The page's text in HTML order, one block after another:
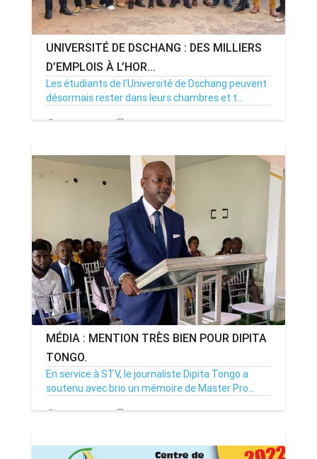
UNIVERSITÉ DE DSCHANG : DES MILLIERS
D’EMPLOIS À L’HOR...
Les étudiants de l’Université de Dschang peuvent
désormais rester dans leurs chambres et t...
10/06/23 Par MenouActu 0
MÉDIA : MENTION TRÈS BIEN POUR DIPITA
TONGO.
En service à STV, le journaliste Dipita Tongo a
soutenu avec brio un mémoire de Master Pro...
16/10/22 Par MenouActu 0